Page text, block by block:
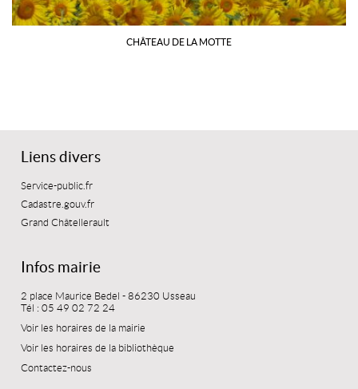
CHÂTEAU DE LA MOTTE
Liens divers
Service-public.fr
Cadastre.gouv.fr
Grand Châtellerault
Infos mairie
2 place Maurice Bedel - 86230 Usseau
Tél : 05 49 02 72 24
Voir les horaires de la mairie
Voir les horaires de la bibliothèque
Contactez-nous